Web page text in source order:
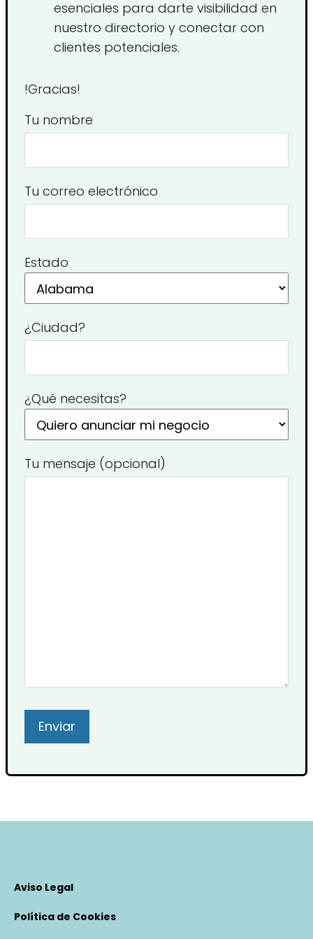
esenciales para darte visibilidad en
nuestro directorio y conectar con
clientes potenciales.
!Gracias!
Tu nombre
Tu correo electrónico
Estado
¿Ciudad?
¿Qué necesitas?
Tu mensaje (opcional)
Aviso Legal
Política de Cookies